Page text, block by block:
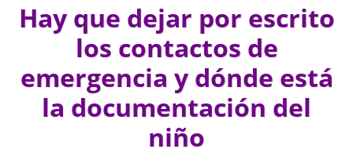
Hay que dejar por escrito
los contactos de
emergencia y dónde está
la documentación del
niño